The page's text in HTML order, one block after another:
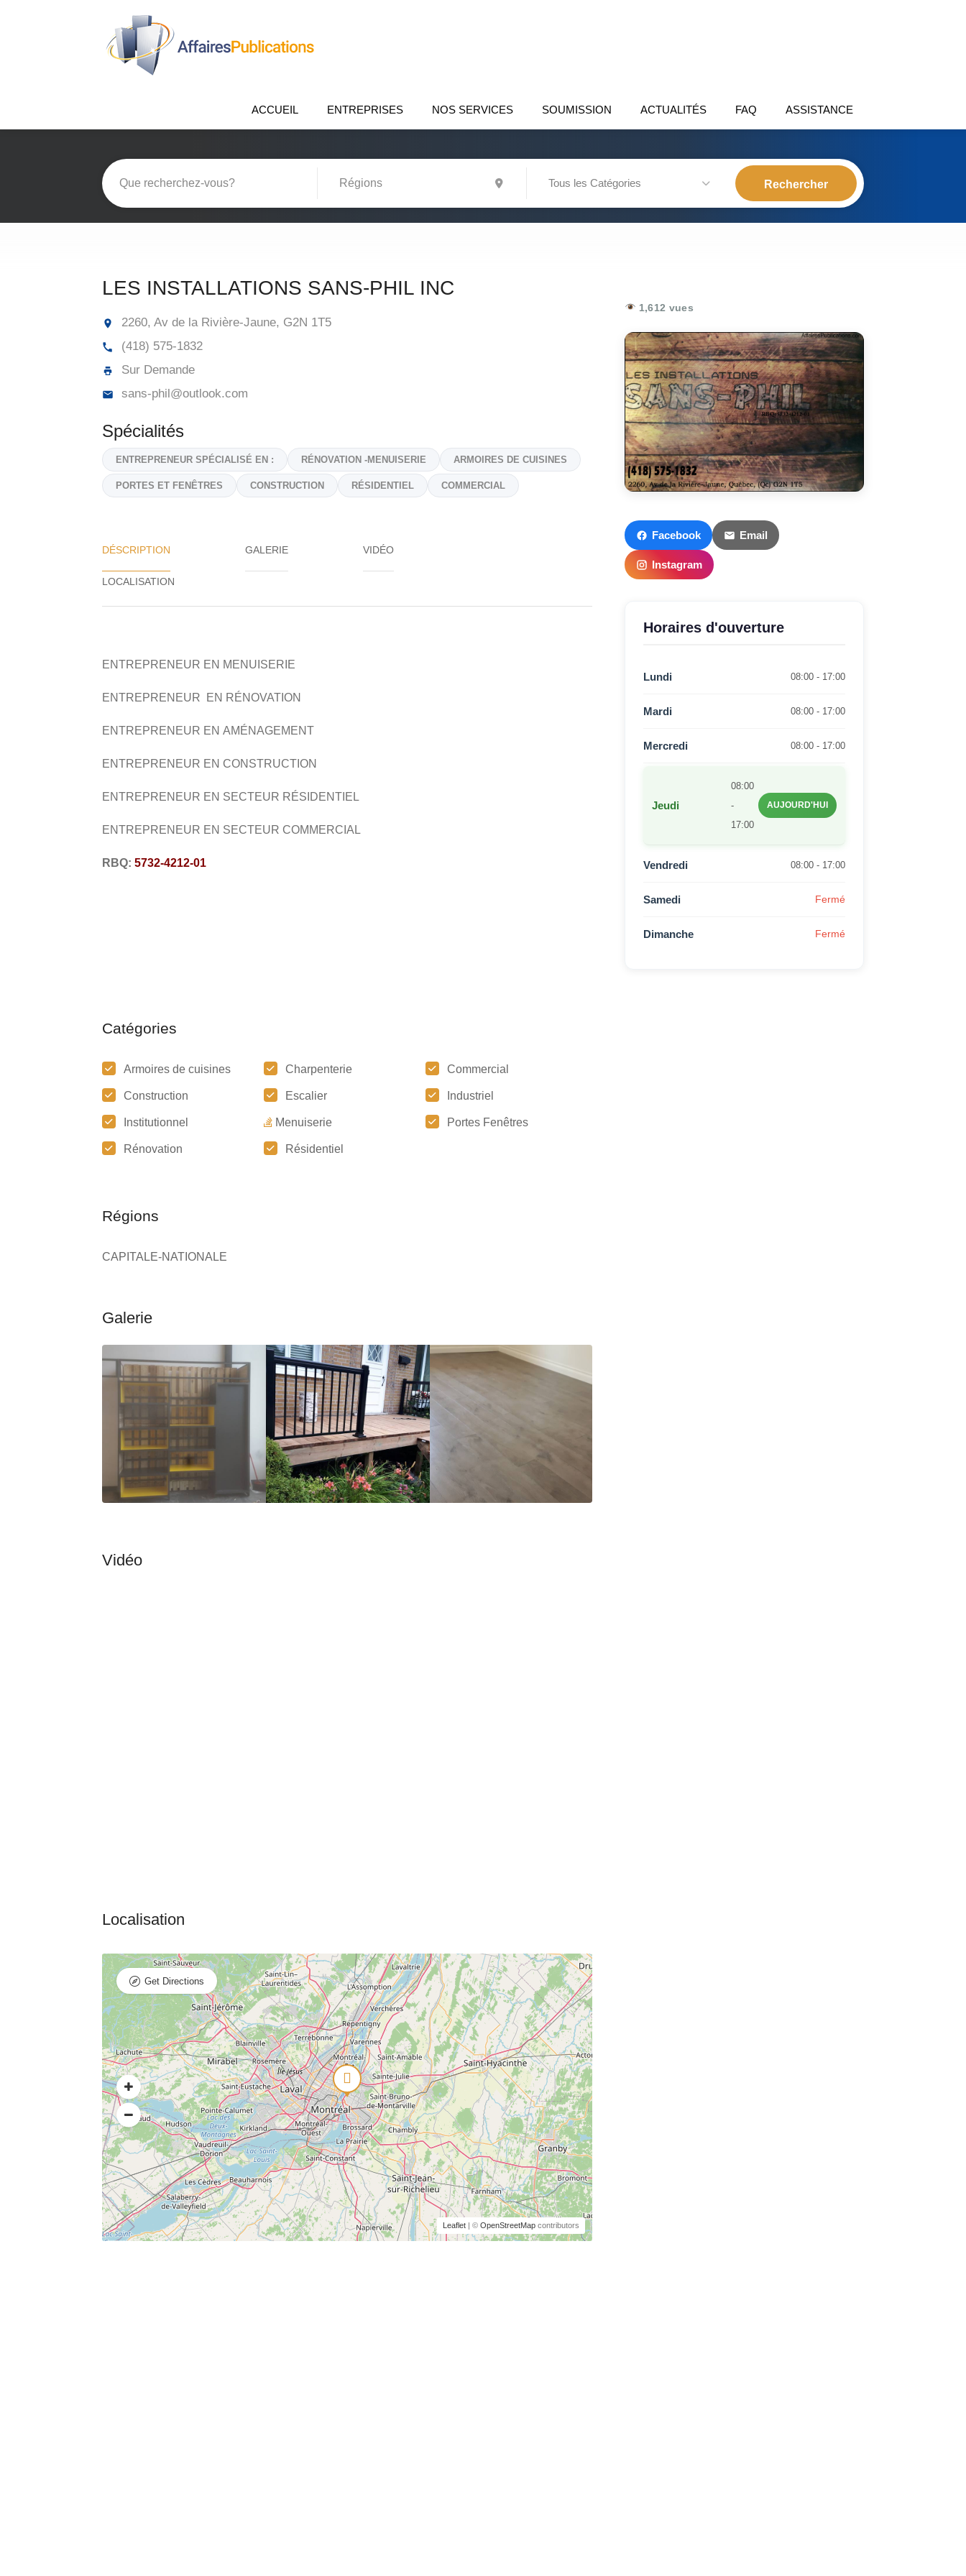
ACCUEIL ENTREPRISES NOS SERVICES SOUMISSION ACTUALITÉS FAQ ASSISTANCE
Tous les Catégories
LES INSTALLATIONS SANS-PHIL INC
2260, Av de la Rivière-Jaune, G2N 1T5
(418) 575-1832
Sur Demande
sans-phil@outlook.com
Spécialités
ENTREPRENEUR SPÉCIALISÉ EN : RÉNOVATION -MENUISERIE ARMOIRES DE CUISINES
PORTES ET FENÊTRES CONSTRUCTION RÉSIDENTIEL COMMERCIAL
DÉSCRIPTION GALERIE VIDÉO
ENTREPRENEUR EN MENUISERIE
ENTREPRENEUR EN RÉNOVATION
ENTREPRENEUR EN AMÉNAGEMENT
ENTREPRENEUR EN CONSTRUCTION
ENTREPRENEUR EN SECTEUR RÉSIDENTIEL
ENTREPRENEUR EN SECTEUR COMMERCIAL
RBQ: 5732-4212-01
Catégories
Armoires de cuisines Charpenterie Commercial
Construction Escalier Industriel
Institutionnel Menuiserie Portes Fenêtres
Rénovation Résidentiel
Régions
CAPITALE-NATIONALE
Leaflet| © OpenStreetMapcontributors
Get Directions
1,612 vues
Facebook Email
Instagram
Horaires d'ouverture
Lundi 08:00 - 17:00
Mardi 08:00 - 17:00
Mercredi 08:00 - 17:00
Jeudi
08:00
-
17:00
AUJOURD'HUI
Vendredi 08:00 - 17:00
Samedi Fermé
Dimanche Fermé